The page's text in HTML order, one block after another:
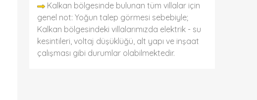
Kalkan bölgesinde bulunan tüm villalar için
genel not: Yoğun talep görmesi sebebiyle;
Kalkan bölgesindeki villalarımızda elektrik - su
kesintileri, voltaj düşüklüğü, alt yapı ve inşaat
çalışması gibi durumlar olabilmektedir.